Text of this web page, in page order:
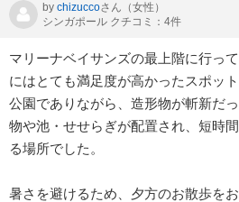
by chizuccoさん （女性）
シンガポール クチコミ：4件
マリーナベイサンズの最上階に行っ
にはとても満足度が高かったスポッ
公園でありながら、造形物が斬新だ
物や池・せせらぎが配置され、短時
る場所でした。
暑さを避けるため、夕方のお散歩をお